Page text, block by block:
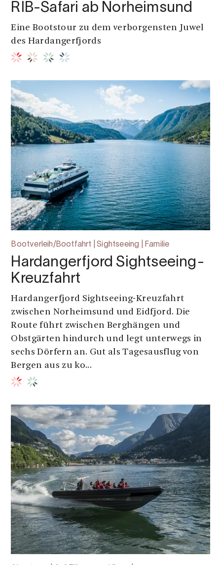
RIB-Safari ab Norheimsund
Eine Bootstour zu dem verborgensten Juwel
des Hardangerfjords
Bootverleih/Bootfahrt | Sightseeing | Familie
Hardangerfjord Sightseeing-
Kreuzfahrt
Hardangerfjord Sightseeing-Kreuzfahrt
zwischen Norheimsund und Eidfjord. Die
Route führt zwischen Berghängen und
Obstgärten hindurch und legt unterwegs in
sechs Dörfern an. Gut als Tagesausflug von
Bergen aus zu ko...